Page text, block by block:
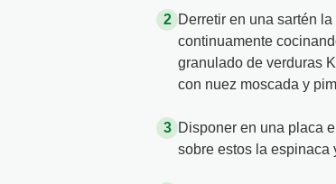
Derretir en una sartén
continuamente
granulado de verduras
con nuez moscada y
Disponer en una placa
sobre estos la espinaca